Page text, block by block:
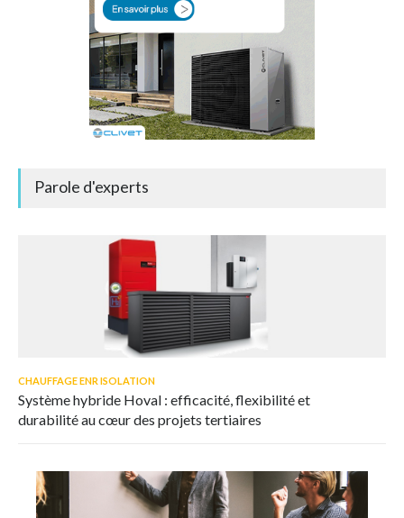
Parole d'experts
CHAUFFAGE ENR ISOLATION
Système hybride Hoval : efficacité, flexibilité et
durabilité au cœur des projets tertiaires